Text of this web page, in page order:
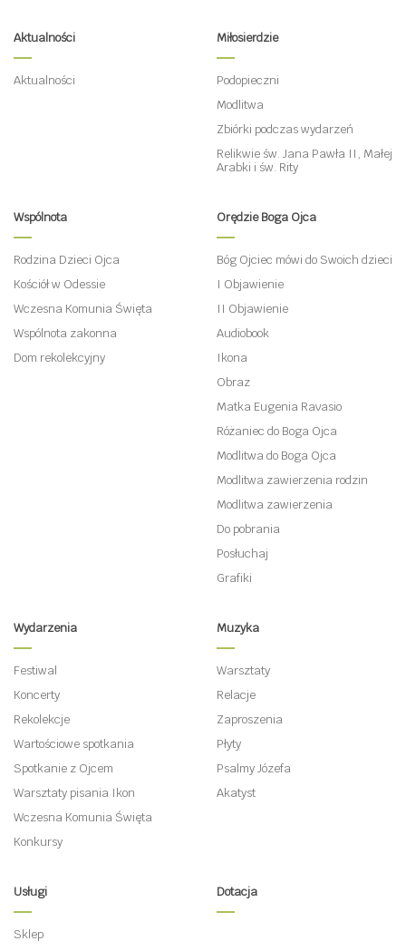
Aktualności
Aktualności
Miłosierdzie
Podopieczni
Modlitwa
Zbiórki podczas wydarzeń
Relikwie św. Jana Pawła II, Małej
Arabki i św. Rity
Wspólnota
Rodzina Dzieci Ojca
Kościół w Odessie
Wczesna Komunia Święta
Wspólnota zakonna
Dom rekolekcyjny
Orędzie Boga Ojca
Bóg Ojciec mówi do Swoich dzieci
I Objawienie
II Objawienie
Audiobook
Ikona
Obraz
Matka Eugenia Ravasio
Różaniec do Boga Ojca
Modlitwa do Boga Ojca
Modlitwa zawierzenia rodzin
Modlitwa zawierzenia
Do pobrania
Posłuchaj
Grafiki
Wydarzenia
Festiwal
Koncerty
Rekolekcje
Wartościowe spotkania
Spotkanie z Ojcem
Warsztaty pisania Ikon
Wczesna Komunia Święta
Konkursy
Muzyka
Warsztaty
Relacje
Zaproszenia
Płyty
Psalmy Józefa
Akatyst
Usługi
Sklep
Dotacja